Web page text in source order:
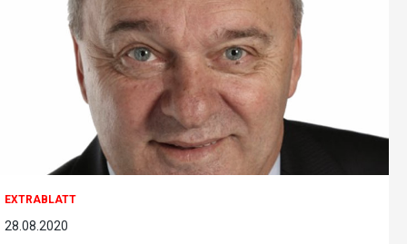
EXTRABLATT
28.08.2020